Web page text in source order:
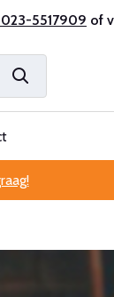
5517909 of